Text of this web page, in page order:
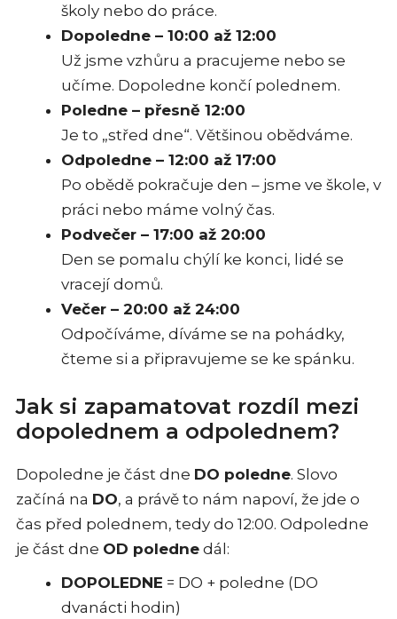
školy nebo do práce.
Dopoledne – 10:00 až 12:00
Už jsme vzhůru a pracujeme nebo se
učíme. Dopoledne končí polednem.
Poledne – přesně 12:00
Je to „střed dne“. Většinou obědváme.
Odpoledne – 12:00 až 17:00
Po obědě pokračuje den – jsme ve škole, v
práci nebo máme volný čas.
Podvečer – 17:00 až 20:00
Den se pomalu chýlí ke konci, lidé se
vracejí domů.
Večer – 20:00 až 24:00
Odpočíváme, díváme se na pohádky,
čteme si a připravujeme se ke spánku.
Jak si zapamatovat rozdíl mezi
dopolednem a odpolednem?
Dopoledne je část dne DO poledne. Slovo
začíná na DO, a právě to nám napoví, že jde o
čas před polednem, tedy do 12:00. Odpoledne
je část dne OD poledne dál:
DOPOLEDNE = DO + poledne (DO
dvanácti hodin)